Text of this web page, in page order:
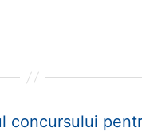
concursului